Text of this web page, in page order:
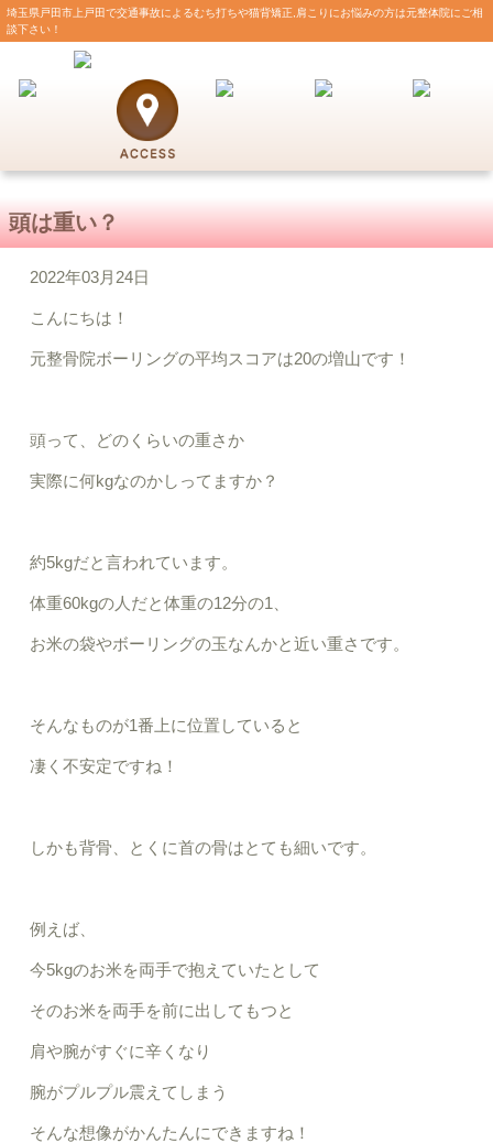
埼玉県戸田市上戸田で交通事故によるむち打ちや猫背矯正,肩こりにお悩みの方は元整体院にご相
談下さい！
頭は重い？
2022年03月24日
こんにちは！
元整骨院ボーリングの平均スコアは20の増山です！
頭って、どのくらいの重さか
実際に何kgなのかしってますか？
約5kgだと言われています。
体重60kgの人だと体重の12分の1
お米の袋やボーリングの玉なんかと近い重さです。
そんなものが1番上に位置していると
凄く不安定ですね！
しかも背骨、とくに首の骨はとても細いです。
例えば、
今5kgのお米を両手で抱えていたとして
そのお米を両手を前に出してもつと
肩や腕がすぐに辛くなり
腕がプルプル震えてしまう
そんな想像がかんたんにできますね！